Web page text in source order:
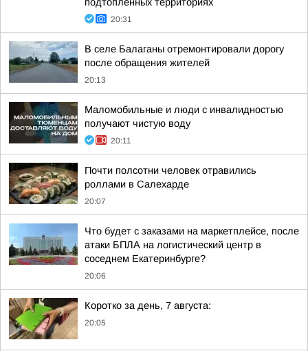
20:31
В селе Балаганы отремонтировали дорогу
после обращения жителей
20:13
Маломобильные и люди с инвалидностью
получают чистую воду
20:11
Почти полсотни человек отравились
роллами в Салехарде
20:07
Что будет с заказами на маркетплейсе, после
атаки БПЛА на логистический центр в
соседнем Екатеринбурге?
20:06
Коротко за день, 7 августа:
20:05